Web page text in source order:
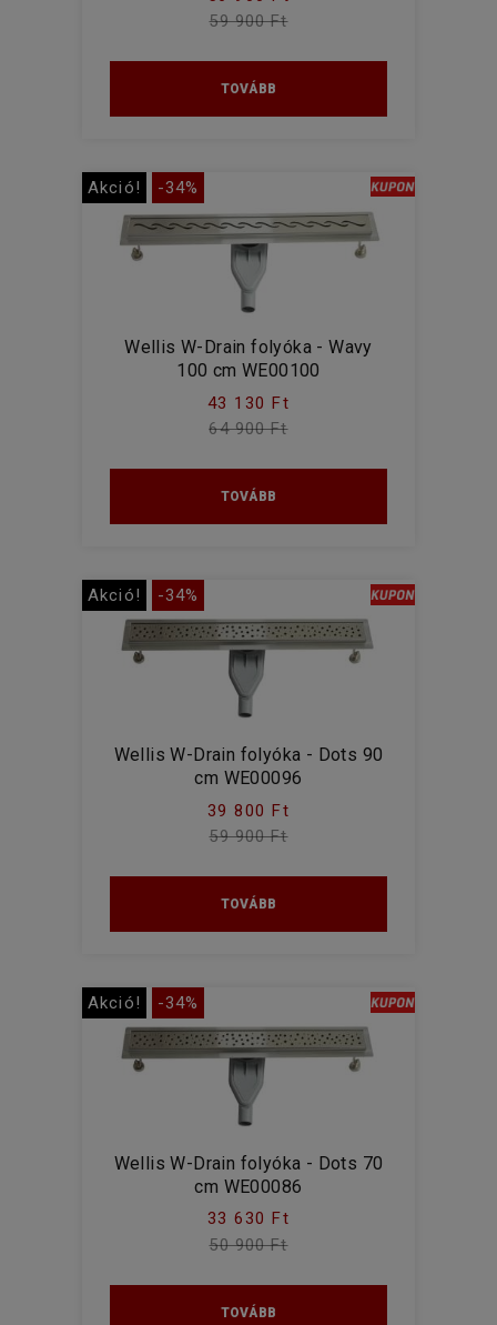
59 900 Ft
TOVÁBB
Akció! -34%
Wellis W-Drain folyóka - Wavy
100 cm WE00100
43 130 Ft
64 900 Ft
TOVÁBB
Akció! -34%
Wellis W-Drain folyóka - Dots 90
cm WE00096
39 800 Ft
59 900 Ft
TOVÁBB
Akció! -34%
Wellis W-Drain folyóka - Dots 70
cm WE00086
33 630 Ft
50 900 Ft
TOVÁBB